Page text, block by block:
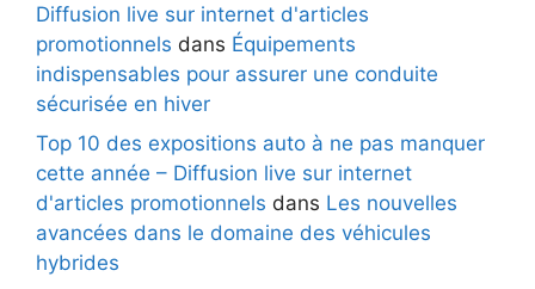
Diffusion live sur internet d'articles
promotionnels dans Équipements
indispensables pour assurer une conduite
sécurisée en hiver
Top 10 des expositions auto à ne pas manquer
cette année – Diffusion live sur internet
d'articles promotionnels dans Les nouvelles
avancées dans le domaine des véhicules
hybrides